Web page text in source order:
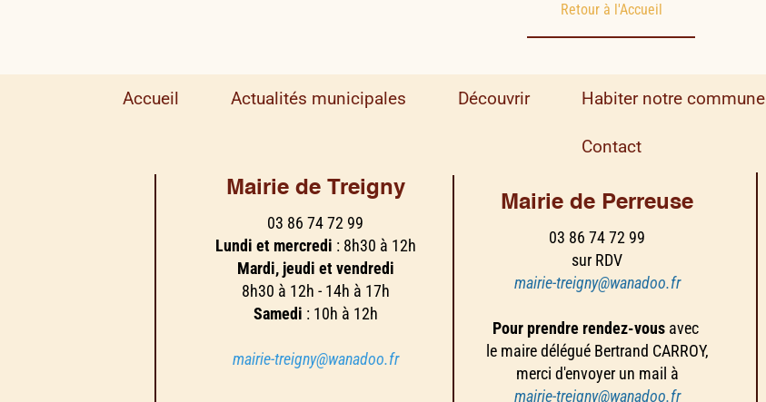
Mairie de Treigny
03 86 74 72 99
Lundi et mercredi : 8h30 à 12h
Mardi, jeudi et vendredi
8h30 à 12h - 14h à 17h
Samedi : 10h à 12h
mairie-treigny@wanadoo.fr
Accueil Actualités municipales Découvrir Habiter notre commune
Contact
Mairie de Perreuse
03 86 74 72 99
sur RDV
mairie-treigny@wanadoo.fr
Pour prendre rendez-vous avec
le maire délégué Bertrand CARROY,
merci d'envoyer un mail à
mairie-treigny@wanadoo.fr
Retour à l'Accueil